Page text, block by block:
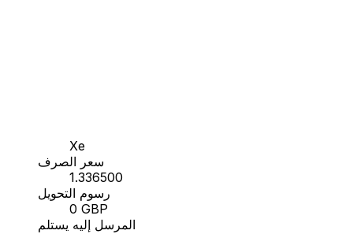
Xe
سعر الصرف
1.336500
رسوم التحويل
0 GBP
المرسل إليه يستلم